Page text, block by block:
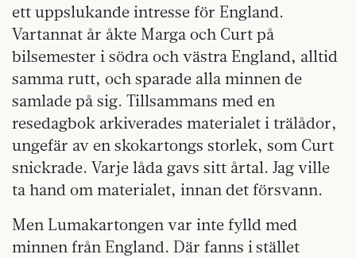
ett uppslukande intresse för England.
Vartannat år åkte Marga och Curt på
bilsemester i södra och västra England, alltid
samma rutt, och sparade alla minnen de
samlade på sig. Tillsammans med en
resedagbok arkiverades materialet i trälådor,
ungefär av en skokartongs storlek, som Curt
snickrade. Varje låda gavs sitt årtal. Jag ville
ta hand om materialet, innan det försvann.
Men Lumakartongen var inte fylld med
minnen från England. Där fanns i stället